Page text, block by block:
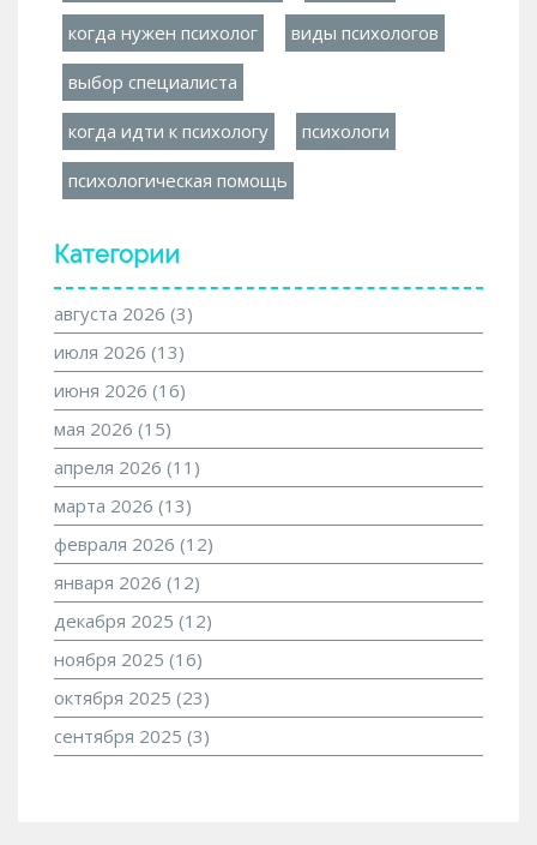
когда нужен психолог виды психологов
выбор специалиста
когда идти к психологу психологи
психологическая помощь
Категории
августа 2026 (3)
июля 2026 (13)
июня 2026 (16)
мая 2026 (15)
апреля 2026 (11)
марта 2026 (13)
февраля 2026 (12)
января 2026 (12)
декабря 2025 (12)
ноября 2025 (16)
октября 2025 (23)
сентября 2025 (3)